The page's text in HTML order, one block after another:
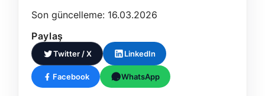
Son güncelleme: 16.03.2026
Paylaş
Twitter / X LinkedIn
Facebook WhatsApp